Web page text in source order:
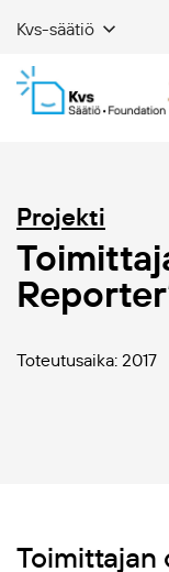
Kvs-säätiö
Projekti
Toteutusaika: 2017
Toimittajan